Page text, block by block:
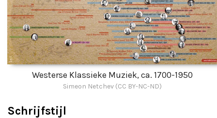
Westerse Klassieke Muziek, ca. 1700-1950
Simeon Netchev (CC BY-NC-ND)
Schrijfstijl